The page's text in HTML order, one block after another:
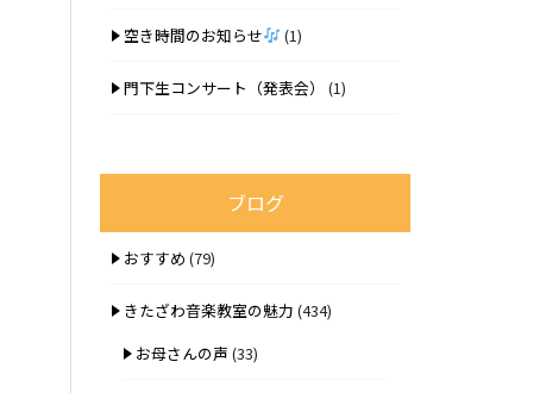
空き時間のお知らせ (1)
門下生コンサート（発表会） (1)
ブログ
おすすめ (79)
きたざわ音楽教室の魅力 (434)
お母さんの声 (33)